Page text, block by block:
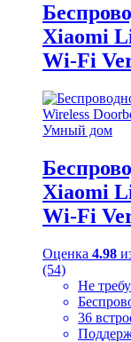
Xiaomi
Wi-Fi
Умный дом
Xiaomi
Wi-Fi
Оценка 4.98
(54)
Не
36